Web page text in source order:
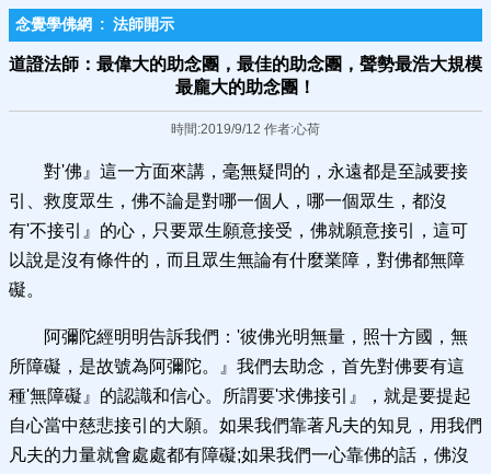
念覺學佛網 : 法師開示
道證法師：最偉大的助念團，最佳的助念團，聲勢最浩大規模
最龐大的助念團！
時間:2019/9/12 作者:心荷
對'佛』這一方面來講，毫無疑問的，永遠都是至誠要接
引、救度眾生，佛不論是對哪一個人，哪一個眾生，都沒
有'不接引』的心，只要眾生願意接受，佛就願意接引，這可
以說是沒有條件的，而且眾生無論有什麼業障，對佛都無障
礙。
阿彌陀經明明告訴我們：'彼佛光明無量，照十方國，無
所障礙，是故號為阿彌陀。』我們去助念，首先對佛要有這
種'無障礙』的認識和信心。所謂要'求佛接引』，就是要提起
自心當中慈悲接引的大願。如果我們靠著凡夫的知見，用我們
凡夫的力量就會處處都有障礙;如果我們一心靠佛的話，佛沒